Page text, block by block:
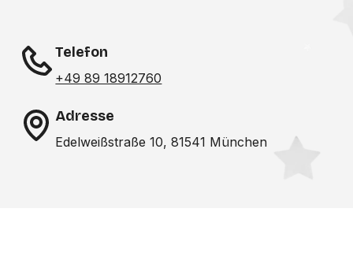
Telefon
+49 89 18912760
Adresse
Edelweißstraße 10, 81541 München